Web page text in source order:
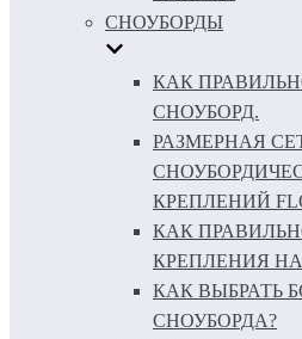
СНОУБОРДЫ
КАК
СНОУБОРД.
РАЗМЕРНАЯ
КРЕПЛЕНИЙ
КАК
КРЕПЛЕНИЯ
КАК ВЫБРАТЬ
СНОУБОРДА?